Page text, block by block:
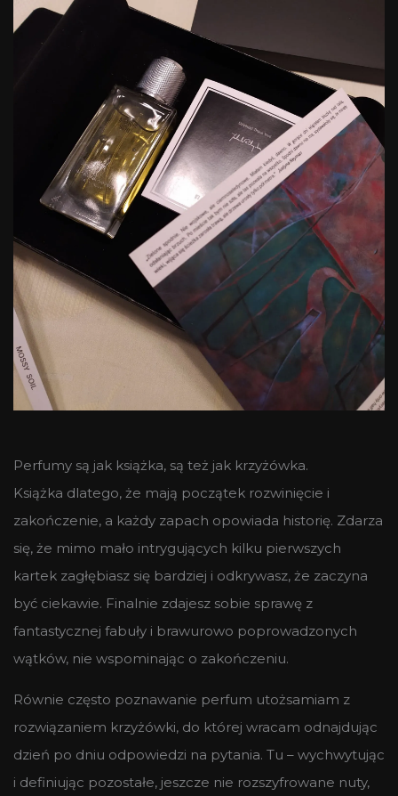
Perfumy są jak książka, są też jak krzyżówka.
Książka dlatego, że mają początek rozwinięcie i
zakończenie, a każdy zapach opowiada historię. Zdarza
się, że mimo mało intrygujących kilku pierwszych
kartek zagłębiasz się bardziej i odkrywasz, że zaczyna
być ciekawie. Finalnie zdajesz sobie sprawę z
fantastycznej fabuły i brawurowo poprowadzonych
wątków, nie wspominając o zakończeniu.
Równie często poznawanie perfum utożsamiam z
rozwiązaniem krzyżówki, do której wracam odnajdując
dzień po dniu odpowiedzi na pytania. Tu – wychwytując
i definiując pozostałe, jeszcze nie rozszyfrowane nuty,